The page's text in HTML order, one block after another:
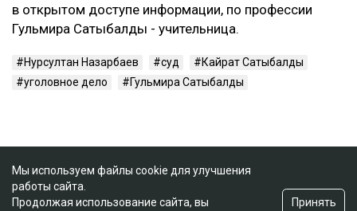
в открытом доступе информации, по профессии
Гульмира Сатыбалды - учительница.
Нурсултан Назарбаев суд
Кайрат Сатыбалды
уголовное дело
Гульмира Сатыбалды
Мы используем файлы cookie для улучшения
работы сайта.
Продолжая использование сайта, вы
Принять